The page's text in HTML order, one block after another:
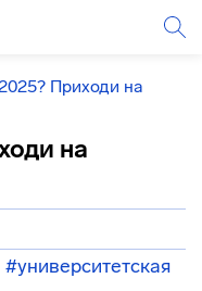
Приходи на
на
#университетская